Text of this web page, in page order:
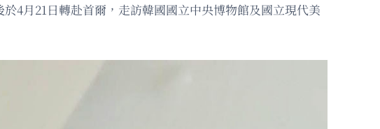
4月21日轉赴首爾，走訪韓國國立中央博物館及國立現代美